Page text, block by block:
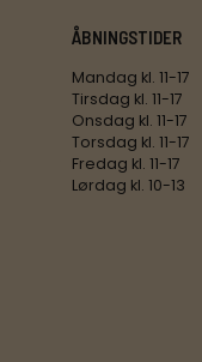
ÅBNINGSTIDER
Mandag kl. 11-17
Tirsdag kl. 11-17
Onsdag kl. 11-17
Torsdag kl. 11-17
Fredag kl. 11-17
Lørdag kl. 10-13